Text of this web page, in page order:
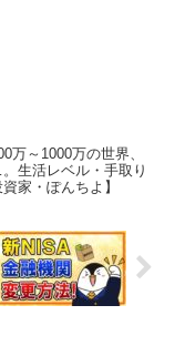
万～1000万の世界、
生活レベル・手取り
家・ぽんちよ】